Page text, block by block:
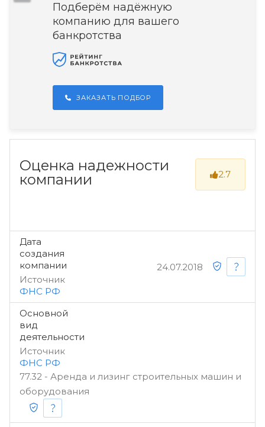
Подберём надёжную
компанию для вашего
банкротства
ЗАКАЗАТЬ ПОДБОР
Оценка надежности
компании
2.7
Дата
создания
компании
Источник
ФНС РФ
24.07.2018
Основной
вид
деятельности
Источник
ФНС РФ
77.32 - Аренда и лизинг строительных машин и
оборудования